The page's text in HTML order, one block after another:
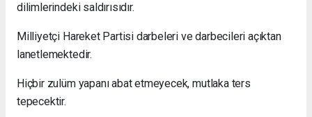
dilimlerindeki saldırısıdır.
Milliyetçi Hareket Partisi darbeleri ve darbecileri açıktan
lanetlemektedir.
Hiçbir zulüm yapanı abat etmeyecek, mutlaka ters
tepecektir.